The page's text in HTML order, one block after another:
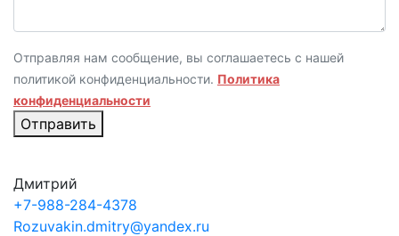
Отправляя нам сообщение, вы соглашаетесь с нашей
политикой конфиденциальности. Политика
конфиденциальности
Отправить
Дмитрий
+7-988-284-4378
Rozuvakin.dmitry@yandex.ru